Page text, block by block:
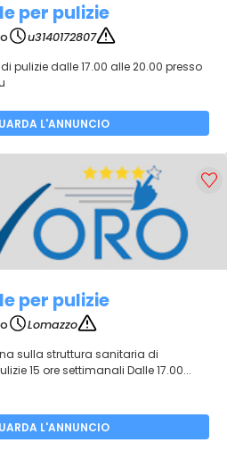
per pulizie
u3140172807
pulizie dalle 17.00 alle 20.00 presso
L'ANNUNCIO
per pulizie
Lomazzo
sulla struttura sanitaria di
15 ore settimanali Dalle 17.00...
L'ANNUNCIO